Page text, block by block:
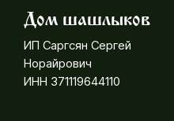
Дом шашлыков
ИП Саргсян Сергей
Норайрович
ИНН 371119644110